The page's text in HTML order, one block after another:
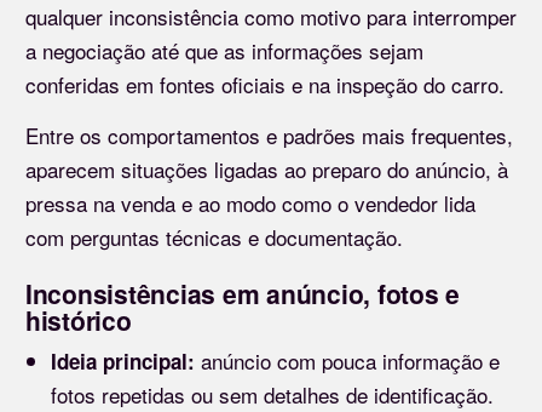
qualquer inconsistência como motivo para interromper
a negociação até que as informações sejam
conferidas em fontes oficiais e na inspeção do carro.
Entre os comportamentos e padrões mais frequentes,
aparecem situações ligadas ao preparo do anúncio, à
pressa na venda e ao modo como o vendedor lida
com perguntas técnicas e documentação.
Inconsistências em anúncio, fotos e
histórico
Ideia principal: anúncio com pouca informação e
fotos repetidas ou sem detalhes de identificação.